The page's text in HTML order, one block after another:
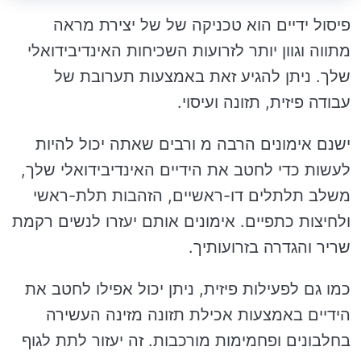
פיסול ידיים הוא טכניקה של של יצירת מראה
מתווה וגוון יותר לזרועות השכיחות האינדיבידואלי
שלך. ניתן להגיע זאת באמצעות תערובת של
עבודה פיזית, תזונה ועיסוי.
ישנם אימונים הרבה מ ורבים שאתה יכול להיות
לעשות כדי לחטב את הידיים האינדיבידואלי שלך,
משלב תלתלים דו-ראשיים, הזהבות תלת-ראשי
ולחיצות כתפיים. אימונים אותם יעזרו לנשים רקמת
שריר והגדרה בזרועותיך.
כמו גם לפעילות פיזית, ניתן יכול אפילו לחטב את
הידיים באמצעות אכילת תזונה מזינה העשירה
בחלבונים ופחמימות מורכבות. זה יעזור לתת לגוף